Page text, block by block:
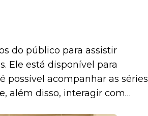
do público para assistir
Ele está disponível para
possível acompanhar as séries
além disso, interagir com